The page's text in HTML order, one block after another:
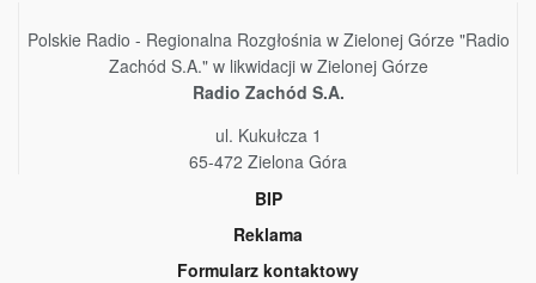
Polskie Radio - Regionalna Rozgłośnia w Zielonej Górze "Radio
Zachód S.A." w likwidacji w Zielonej Górze
Radio Zachód S.A.
ul. Kukułcza 1
65-472 Zielona Góra
BIP
Reklama
Formularz kontaktowy